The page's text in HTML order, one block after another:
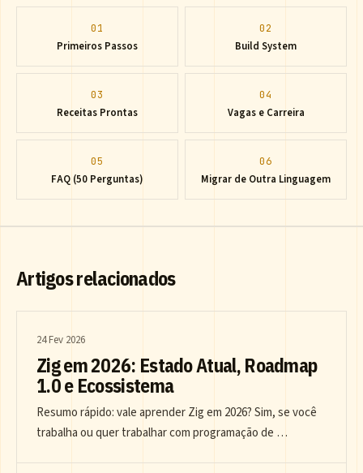
01
Primeiros Passos
02
Build System
03
Receitas Prontas
04
Vagas e Carreira
05
FAQ (50 Perguntas)
06
Migrar de Outra Linguagem
Artigos relacionados
24 Fev 2026
Zig em 2026: Estado Atual, Roadmap
1.0 e Ecossistema
Resumo rápido: vale aprender Zig em 2026? Sim, se você
trabalha ou quer trabalhar com programação de …